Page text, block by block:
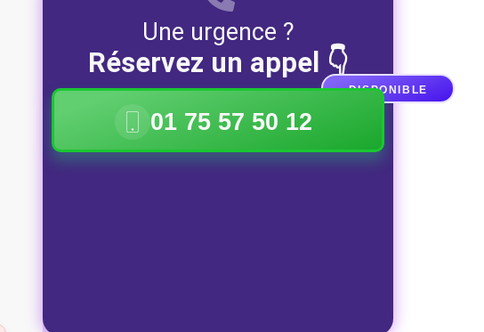
Une urgence ?
Réservez un appel 👇
01 75 57 50 12
DISPONIBLE